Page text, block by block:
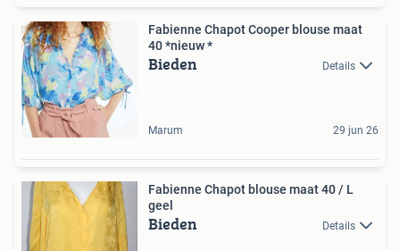
Fabienne Chapot Cooper blouse maat
40 *nieuw *
Bieden Details
Marum 29 jun 26
Fabienne Chapot blouse maat 40 / L
geel
Bieden Details